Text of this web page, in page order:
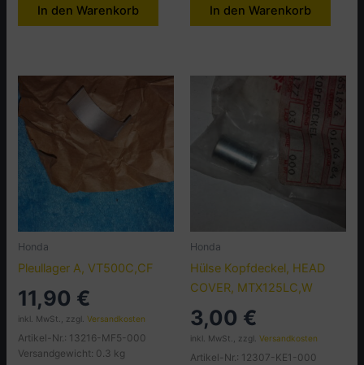
In den Warenkorb In den Warenkorb
Honda
Pleullager A, VT500C,CF
11,90 €
inkl. MwSt., zzgl.Versandkosten
Artikel-Nr.: 13216-MF5-000
Versandgewicht: 0.3 kg
Honda
Hülse Kopfdeckel, HEAD
COVER, MTX125LC,W
3,00 €
inkl. MwSt., zzgl. Versandkosten
Artikel-Nr.: 12307-KE1-000